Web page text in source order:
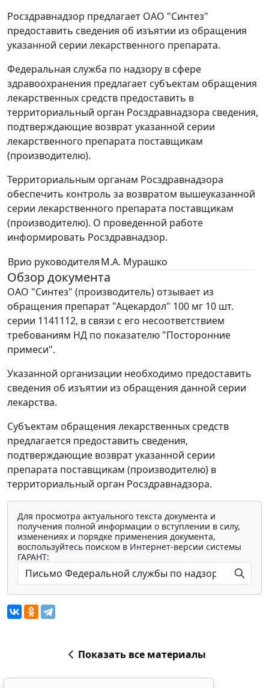
Росздравнадзор предлагает ОАО "Синтез"
предоставить сведения об изъятии из обращения
указанной серии лекарственного препарата.
Федеральная служба по надзору в сфере
здравоохранения предлагает субъектам обращения
лекарственных средств предоставить в
территориальный орган Росздравнадзора сведения,
подтверждающие возврат указанной серии
лекарственного препарата поставщикам
(производителю).
Территориальным органам Росздравнадзора
обеспечить контроль за возвратом вышеуказанной
серии лекарственного препарата поставщикам
(производителю). О проведенной работе
информировать Росздравнадзор.
Врио руководителяМ.А. Мурашко
Обзор документа
ОАО "Синтез" (производитель) отзывает из
обращения препарат "Ацекардол" 100 мг 10 шт.
серии 1141112, в связи с его несоответствием
требованиям НД по показателю "Посторонние
примеси".
Указанной организации необходимо предоставить
сведения об изъятии из обращения данной серии
лекарства.
Субъектам обращения лекарственных средств
предлагается предоставить сведения,
подтверждающие возврат указанной серии
препарата поставщикам (производителю) в
территориальный орган Росздравнадзора.
Для просмотра актуального текста документа и
получения полной информации о вступлении в силу,
изменениях и порядке применения документа,
воспользуйтесь поиском в Интернет-версии системы
ГАРАНТ:
Показать все материалы